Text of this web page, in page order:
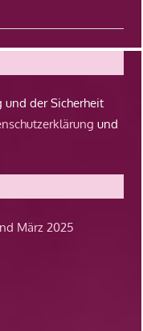
der Sicherheit
und
März 2025